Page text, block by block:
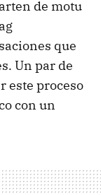
de motu
que
Un par de
este proceso
con un